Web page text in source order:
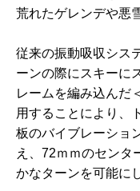
荒れたゲレンデや悪
従来の振動吸収シス
ーンの際にスキーに
レームを編み込んだ＜
用することにより、
板のバイブレーショ
え、72ｍｍのセンタ
かなターンを可能に